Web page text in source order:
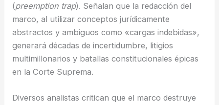
(preemption trap). Señalan que la redacción del
marco, al utilizar conceptos jurídicamente
abstractos y ambiguos como «cargas indebidas»,
generará décadas de incertidumbre, litigios
multimillonarios y batallas constitucionales épicas
en la Corte Suprema.
Diversos analistas critican que el marco destruye